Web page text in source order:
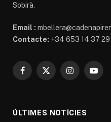
Sobirà.
Email :
Contacte: +34 653 14 37 29
Facebook
X
Instagram
ÚLTIMES NOTÍCIES